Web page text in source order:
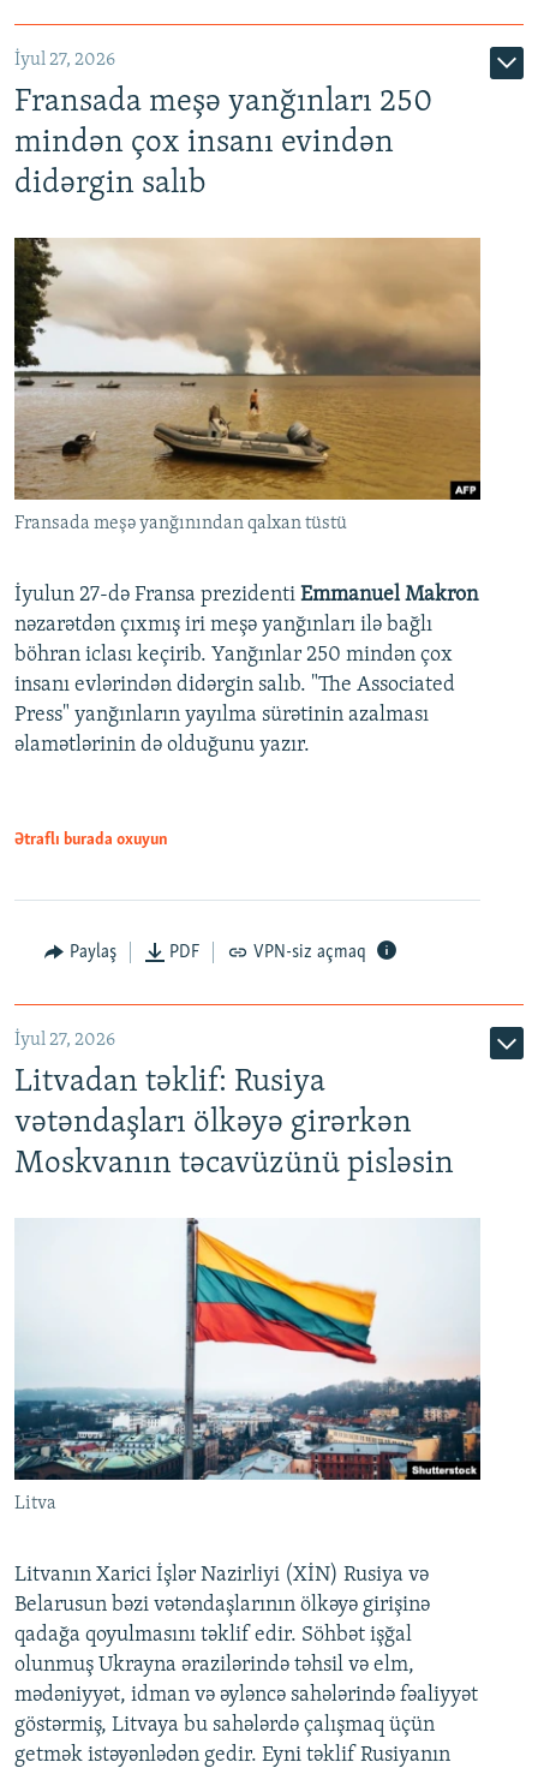
İyul 27, 2026
Fransada meşə yanğınları 250
mindən çox insanı evindən
didərgin salıb
Fransada meşə yanğınından qalxan tüstü
İyulun 27-də Fransa prezidenti Emmanuel Makron
nəzarətdən çıxmış iri meşə yanğınları ilə bağlı
böhran iclası keçirib. Yanğınlar 250 mindən çox
insanı evlərindən didərgin salıb. "The Associated
Press" yanğınların yayılma sürətinin azalması
əlamətlərinin də olduğunu yazır.
Ətraflı burada oxuyun
Paylaş PDF VPN-siz açmaq
İyul 27, 2026
Litvadan təklif: Rusiya
vətəndaşları ölkəyə girərkən
Moskvanın təcavüzünü pisləsin
Litva
Litvanın Xarici İşlər Nazirliyi (XİN) Rusiya və
Belarusun bəzi vətəndaşlarının ölkəyə girişinə
qadağa qoyulmasını təklif edir. Söhbət işğal
olunmuş Ukrayna ərazilərində təhsil və elm,
mədəniyyət, idman və əyləncə sahələrində fəaliyyət
göstərmiş, Litvaya bu sahələrdə çalışmaq üçün
getmək istəyənlədən gedir. Eyni təklif Rusiyanın